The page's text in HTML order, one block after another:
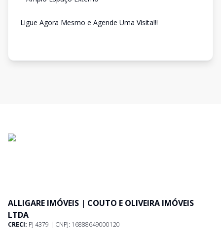
Ligue Agora Mesmo e Agende Uma Visita!!!
ALLIGARE IMÓVEIS | COUTO E OLIVEIRA IMÓVEIS
LTDA
CRECI: PJ 4379 | CNPJ: 16888649000120